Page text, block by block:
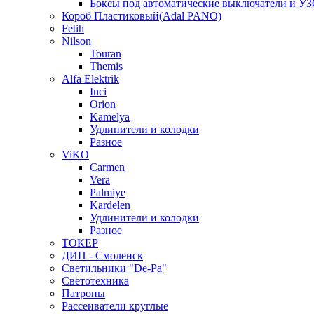
Боксы под автоматические выключатели и
Короб Пластиковый(Adal PANO)
Fetih
Nilson
Touran
Themis
Alfa Elektrik
Inci
Orion
Kamelya
Удлинители и колодки
Разное
ViKO
Carmen
Vera
Palmiye
Kardelen
Удлинители и колодки
Разное
ТОКЕР
ДИП - Смоленск
Светильники "De-Pa"
Светотехника
Патроны
Рассеиватели круглые